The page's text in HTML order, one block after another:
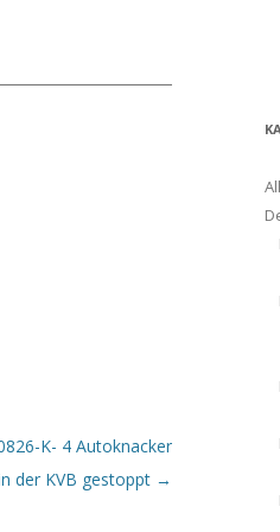
K- 4 Autoknacker
der KVB gestoppt →